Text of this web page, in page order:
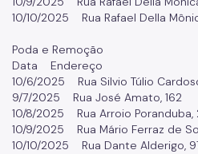
10/10/2025 Rua Rafael Della
Poda e Remoção
Data Endereço
10/6/2025 Rua Silvio Túlio
9/7/2025 Rua José Amato, 162
10/8/2025 Rua Arroio Poranduba,
10/9/2025 Rua Mário Ferraz de
10/10/2025 Rua Dante Alderigo,